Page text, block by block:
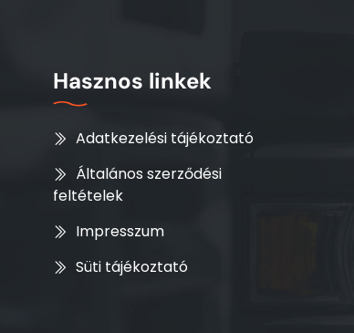
Hasznos linkek
Adatkezelési tájékoztató
Általános szerződési
feltételek
Impresszum
Süti tájékoztató